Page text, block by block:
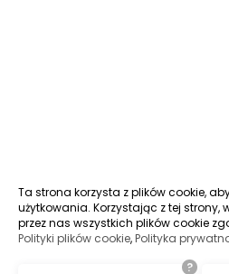
Ta strona korzysta z plików cookie,
użytkowania. Korzystając z tej strony,
przez nas wszystkich plików cookie
Polityki plików cookie,Polityka
?